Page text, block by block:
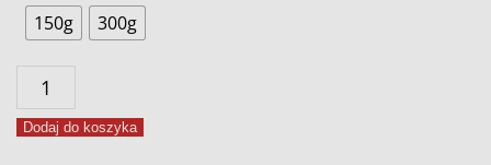
150g 300g
ilość
Czosnek
płatki
Dodaj do koszyka